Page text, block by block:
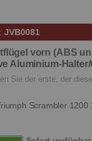
JVB0081
vorn (ABS
Aluminium-
Sie der erste, der
Scrambler 1200